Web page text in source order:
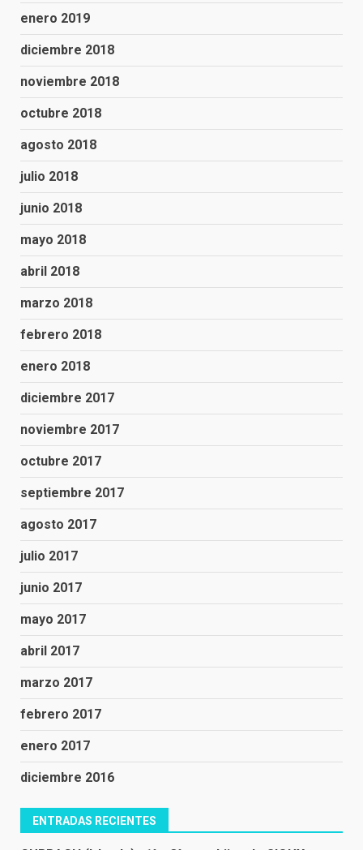
enero 2019
diciembre 2018
noviembre 2018
octubre 2018
agosto 2018
julio 2018
junio 2018
mayo 2018
abril 2018
marzo 2018
febrero 2018
enero 2018
diciembre 2017
noviembre 2017
octubre 2017
septiembre 2017
agosto 2017
julio 2017
junio 2017
mayo 2017
abril 2017
marzo 2017
febrero 2017
enero 2017
diciembre 2016
ENTRADAS RECIENTES